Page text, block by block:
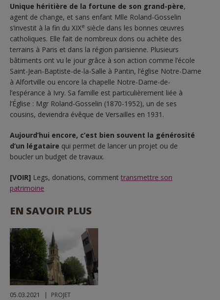
Unique héritière de la fortune de son grand-père,
agent de change, et sans enfant Mlle Roland-Gosselin
s’investit à la fin du XIXe siècle dans les bonnes œuvres
catholiques. Elle fait de nombreux dons ou achète des
terrains à Paris et dans la région parisienne. Plusieurs
bâtiments ont vu le jour grâce à son action comme l’école
Saint-Jean-Baptiste-de-la-Salle à Pantin, l’église Notre-Dame
à Alfortville ou encore la chapelle Notre-Dame-de-
l’espérance à Ivry. Sa famille est particulièrement liée à
l’Église : Mgr Roland-Gosselin (1870-1952), un de ses
cousins, deviendra évêque de Versailles en 1931.
Aujourd’hui encore, c’est bien souvent la générosité
d’un légataire qui permet de lancer un projet ou de
boucler un budget de travaux.
[VOIR] Legs, donations, comment transmettre son
patrimoine
EN SAVOIR PLUS
05.03.2021 PROJET